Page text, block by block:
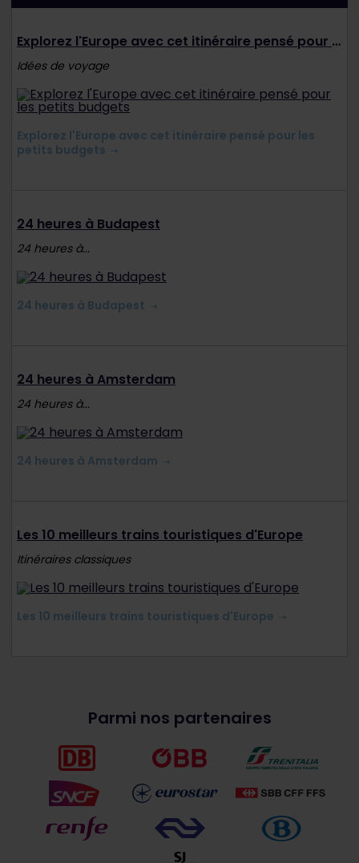
Explorez l'Europe avec cet itinéraire pensé pour les petits budgets
Idées de voyage
Explorez l'Europe avec cet itinéraire pensé pour les
petits budgets
24 heures à Budapest
24 heures à...
24 heures à Budapest
24 heures à Amsterdam
24 heures à...
24 heures à Amsterdam
Les 10 meilleurs trains touristiques d'Europe
Itinéraires classiques
Les 10 meilleurs trains touristiques d'Europe
Parmi nos partenaires